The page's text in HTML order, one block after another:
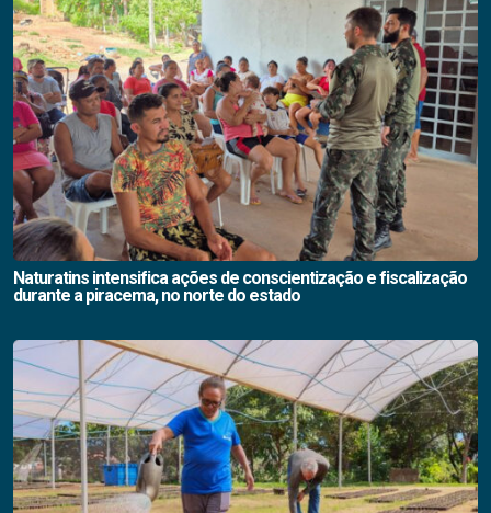
Naturatins intensifica ações de conscientização e fiscalização
durante a piracema, no norte do estado